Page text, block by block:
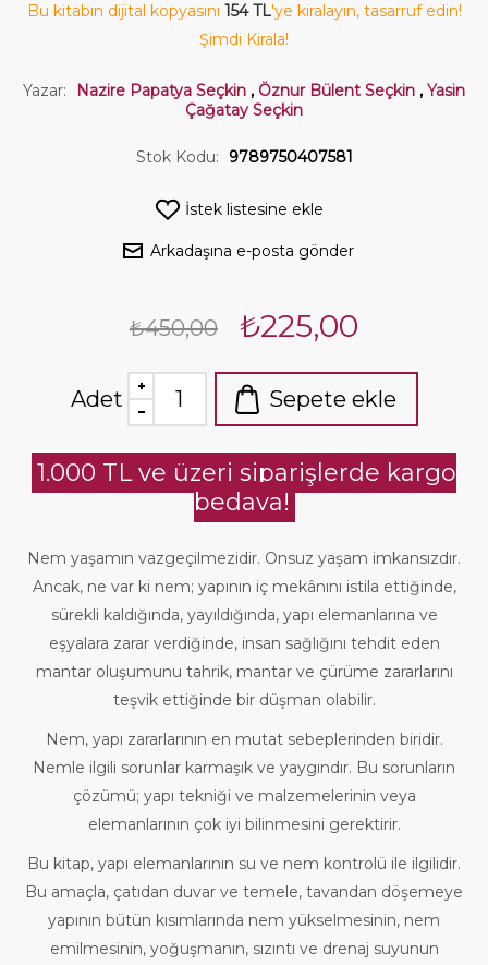
Bu kitabın dijital kopyasını 154 TL'ye kiralayın, tasarruf edin!
Şimdi Kirala!
Yazar: Nazire Papatya Seçkin , Öznur Bülent Seçkin , Yasin
Çağatay Seçkin
Stok Kodu: 9789750407581
İstek listesine ekle
Arkadaşına e-posta gönder
₺450,00 ₺225,00
Adet Sepete ekle
1.000 TL ve üzeri siparişlerde kargo
bedava!
Nem yaşamın vazgeçilmezidir. Onsuz yaşam imkansızdır.
Ancak, ne var ki nem; yapının iç mekânını istila ettiğinde,
sürekli kaldığında, yayıldığında, yapı elemanlarına ve
eşyalara zarar verdiğinde, insan sağlığını tehdit eden
mantar oluşumunu tahrik, mantar ve çürüme zararlarını
teşvik ettiğinde bir düşman olabilir.
Nem, yapı zararlarının en mutat sebeplerinden biridir.
Nemle ilgili sorunlar karmaşık ve yaygındır. Bu sorunların
çözümü; yapı tekniği ve malzemelerinin veya
elemanlarının çok iyi bilinmesini gerektirir.
Bu kitap, yapı elemanlarının su ve nem kontrolü ile ilgilidir.
Bu amaçla, çatıdan duvar ve temele, tavandan döşemeye
yapının bütün kısımlarında nem yükselmesinin, nem
emilmesinin, yoğuşmanın, sızıntı ve drenaj suyunun